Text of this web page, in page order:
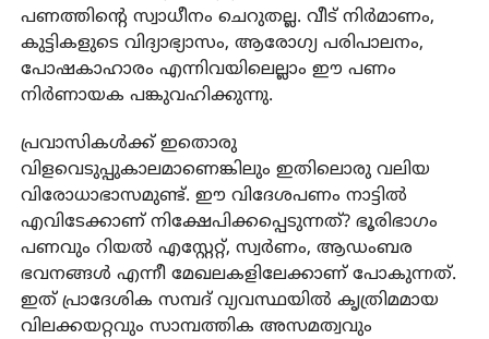
പണത്തിന്റെ സ്വാധീനം ചെറുതല്ല. വീട് നിര്‍മാണം,
കുട്ടികളുടെ വിദ്യാഭ്യാസം, ആരോഗ്യ പരിപാലനം,
പോഷകാഹാരം എന്നിവയിലെല്ലാം ഈ പണം
നിര്‍ണായക പങ്കുവഹിക്കുന്നു.
പ്രവാസികള്‍ക്ക് ഇതൊരു
വിളവെടുപ്പുകാലമാണെങ്കിലും ഇതിലൊരു വലിയ
വിരോധാഭാസമുണ്ട്. ഈ വിദേശപണം നാട്ടില്‍
എവിടേക്കാണ് നിക്ഷേപിക്കപ്പെടുന്നത്? ഭൂരിഭാഗം
പണവും റിയല്‍ എസ്റ്റേറ്റ്, സ്വര്‍ണം, ആഡംബര
ഭവനങ്ങള്‍ എന്നീ മേഖലകളിലേക്കാണ് പോകുന്നത്.
ഇത് പ്രാദേശിക സമ്പദ് വ്യവസ്ഥയില്‍ കൃത്രിമമായ
വിലക്കയറ്റവും സാമ്പത്തിക അസമത്വവും